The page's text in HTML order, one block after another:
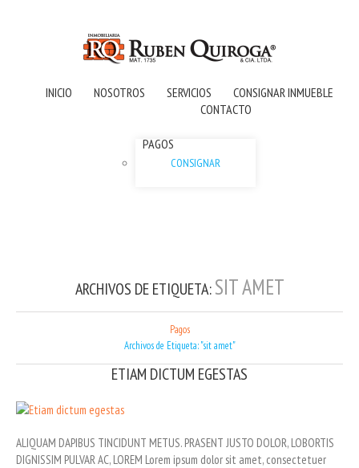
INICIO NOSOTROS SERVICIOS CONSIGNAR INMUEBLE
PAGOS
CONTACTO
CONSIGNAR
ARCHIVOS DE ETIQUETA:SIT AMET
Pagos
Archivos de Etiqueta: "sit amet"
ETIAM DICTUM EGESTAS
ALIQUAM DAPIBUS TINCIDUNT METUS. PRASENT JUSTO DOLOR, LOBORTIS
DIGNISSIM PULVAR AC, LOREM Lorem ipsum dolor sit amet, consectetuer